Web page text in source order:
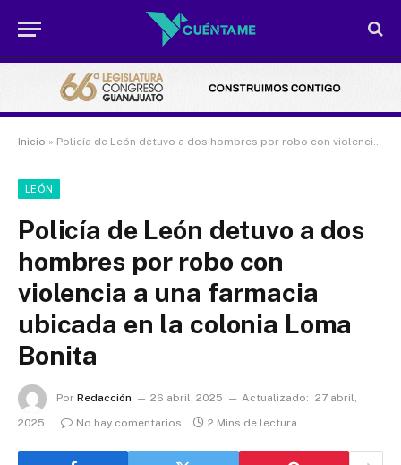
Inicio » Policía de León detuvo a dos hombres por robo con violencia a una farmacia ubicada en la colonia Loma Bonita
LEÓN
Policía de León detuvo a dos
hombres por robo con
violencia a una farmacia
ubicada en la colonia Loma
Bonita
Por Redacción 26 abril, 2025 Actualizado: 27 abril,
2025
No hay comentarios 2 Mins de lectura